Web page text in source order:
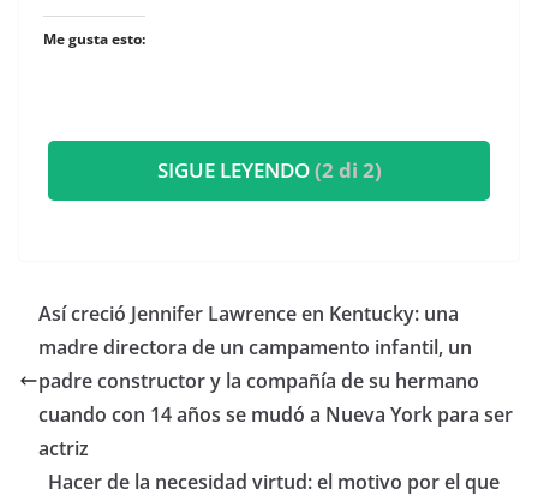
Me gusta esto:
SIGUE LEYENDO(2 di 2)
​Así creció Jennifer Lawrence en Kentucky: una
madre directora de un campamento infantil, un
padre constructor y la compañía de su hermano
cuando con 14 años se mudó a Nueva York para ser
actriz
​Hacer de la necesidad virtud: el motivo por el que